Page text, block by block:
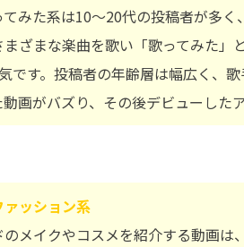
てみた系は10～20代の投稿者が多
まざまな楽曲を歌い「歌ってみた
です。投稿者の年齢層は幅広く、
画がバズり、その後デビューした
ッション系
のメイクやコスメを紹介する動画